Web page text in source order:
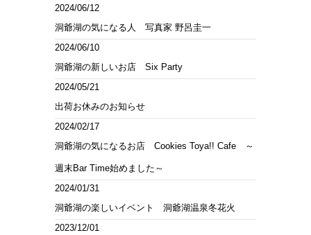
2024/06/12
洞爺湖の気になる人 写真家 野呂圭一
2024/06/10
洞爺湖の新しいお店 Six Party
2024/05/21
出荷お休みのお知らせ
2024/02/17
洞爺湖の気になるお店 Cookies Toya!! Cafe ～
週末Bar Time始めました～
2024/01/31
洞爺湖の楽しいイベント 洞爺湖温泉冬花火
2023/12/01